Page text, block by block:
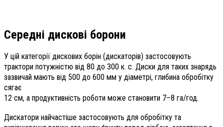
Середні дискові борони
У цій категорії дискових борін (дискаторів) застосовують
трактори потужністю від 80 до 300 к. с. Диски для таких знарядь
зазвичай мають від 500 до 600 мм у діаметрі, глибина обробітку
сягає
12 см, а продуктивність роботи може становити 7–8 га/год.
Дискатори найчастіше застосовують для обробітку та